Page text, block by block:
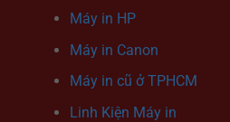
Máy in HP
Máy in Canon
Máy in cũ ở TPHCM
Linh Kiện Máy in